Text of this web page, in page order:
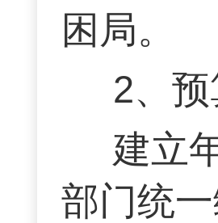
困局。
2、
建立
部门统